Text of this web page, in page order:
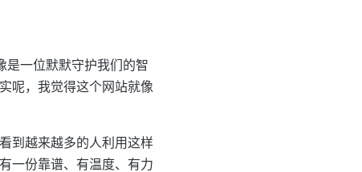
是一位默默守护我们的智
呢，我觉得这个网站就像
到越来越多的人利用这样
一份靠谱、有温度、有力